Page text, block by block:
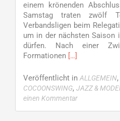
einem krönenden
Samstag traten zwölf
Verbandsligen beim
um in der nächsten Saison
dürfen. Nach einer
Formationen Read
about
Doppelter
Aufstieg
[…]
Veröffentlicht in ALLGEMEIN,
COCOONSWING, JAZZ &
einen Kommentar